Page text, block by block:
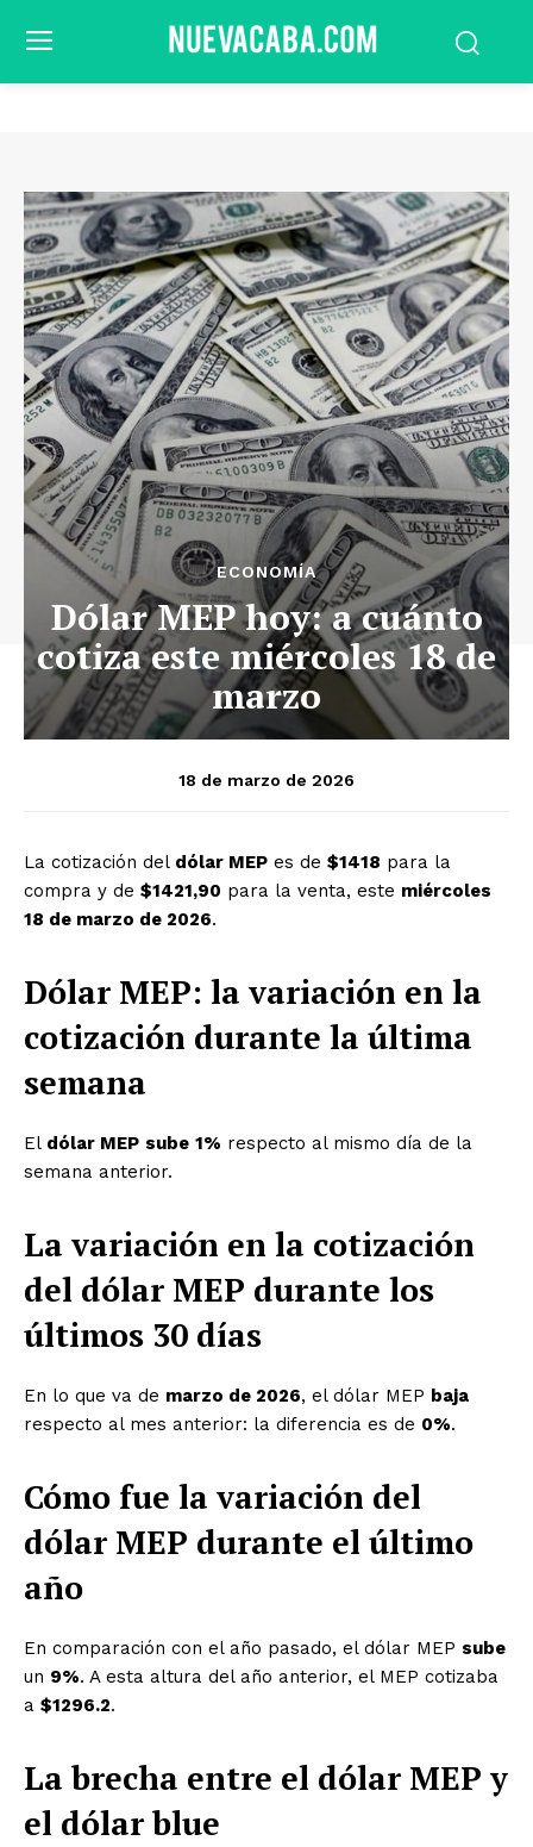
ECONOMÍA
Dólar MEP hoy: a cuánto
cotiza este miércoles 18 de
marzo
18 de marzo de 2026
La cotización del dólar MEP es de $1418 para la
compra y de $1421,90 para la venta, este miércoles
18 de marzo de 2026.
Dólar MEP: la variación en la
cotización durante la última
semana
El dólar MEP sube 1% respecto al mismo día de la
semana anterior.
La variación en la cotización
del dólar MEP durante los
últimos 30 días
En lo que va de marzo de 2026, el dólar MEP baja
respecto al mes anterior: la diferencia es de 0%.
Cómo fue la variación del
dólar MEP durante el último
año
En comparación con el año pasado, el dólar MEP sube
un 9%. A esta altura del año anterior, el MEP cotizaba
a $1296.2.
La brecha entre el dólar MEP y
el dólar blue